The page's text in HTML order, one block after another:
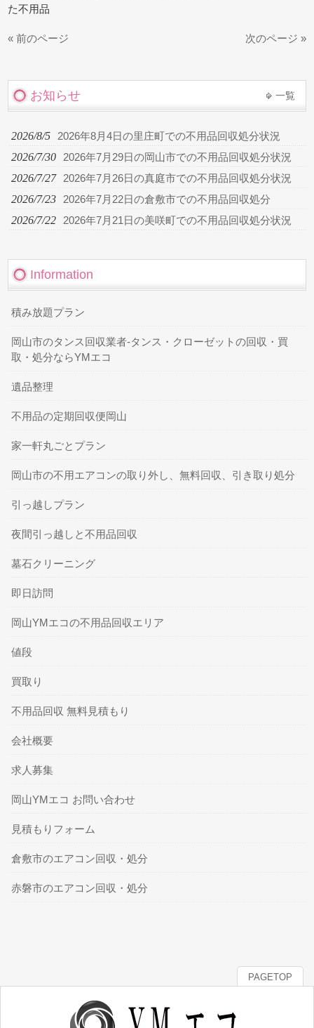
た不用品
« 前のページ 次のページ »
お知らせ 一覧
2026/8/5 2026年8月4日の里庄町での不用品回収処分状況
2026/7/30 2026年7月29日の岡山市での不用品回収処分状況
2026/7/27 2026年7月26日の真庭市での不用品回収処分状況
2026/7/23 2026年7月22日の倉敷市での不用品回収処分
2026/7/22 2026年7月21日の美咲町での不用品回収処分状況
Information
積み放題プラン
岡山市のタンス回収業者-タンス・クローゼットの回収・買
取・処分ならYMエコ
遺品整理
不用品の定期回収便岡山
家一軒丸ごとプラン
岡山市の不用エアコンの取り外し、無料回収、引き取り処分
引っ越しプラン
夜間引っ越しと不用品回収
墓石クリーニング
即日訪問
岡山YMエコの不用品回収エリア
値段
買取り
不用品回収 無料見積もり
会社概要
求人募集
岡山YMエコ お問い合わせ
見積もりフォーム
倉敷市のエアコン回収・処分
赤磐市のエアコン回収・処分
PAGETOP